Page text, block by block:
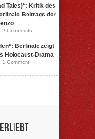
Tales)“: Kritik des
Beitrags der
2 Comments
Berlinale zeigt
Holocaust-Drama
1 Comment